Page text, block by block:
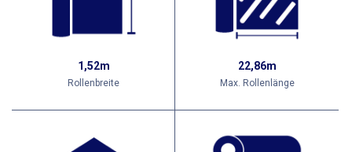
1,52m
Rollenbreite
22,86m
Max. Rollenlänge